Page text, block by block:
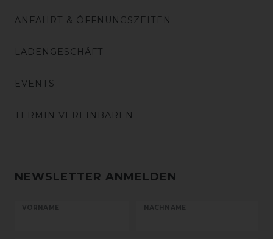
ANFAHRT & ÖFFNUNGSZEITEN
LADENGESCHÄFT
EVENTS
TERMIN VEREINBAREN
NEWSLETTER ANMELDEN
VORNAME NACHNAME